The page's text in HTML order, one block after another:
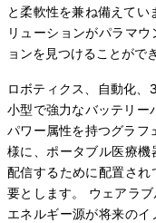
と柔軟性を兼ね備えてい
リューションがパラマ
ョンを見つけることがで
ロボティクス、自動化、
小型で強力なバッテリー
パワー属性を持つグラフ
様に、ポータブル医療
配信するために配置さ
要とします。 ウェアラ
エネルギー源が将来の